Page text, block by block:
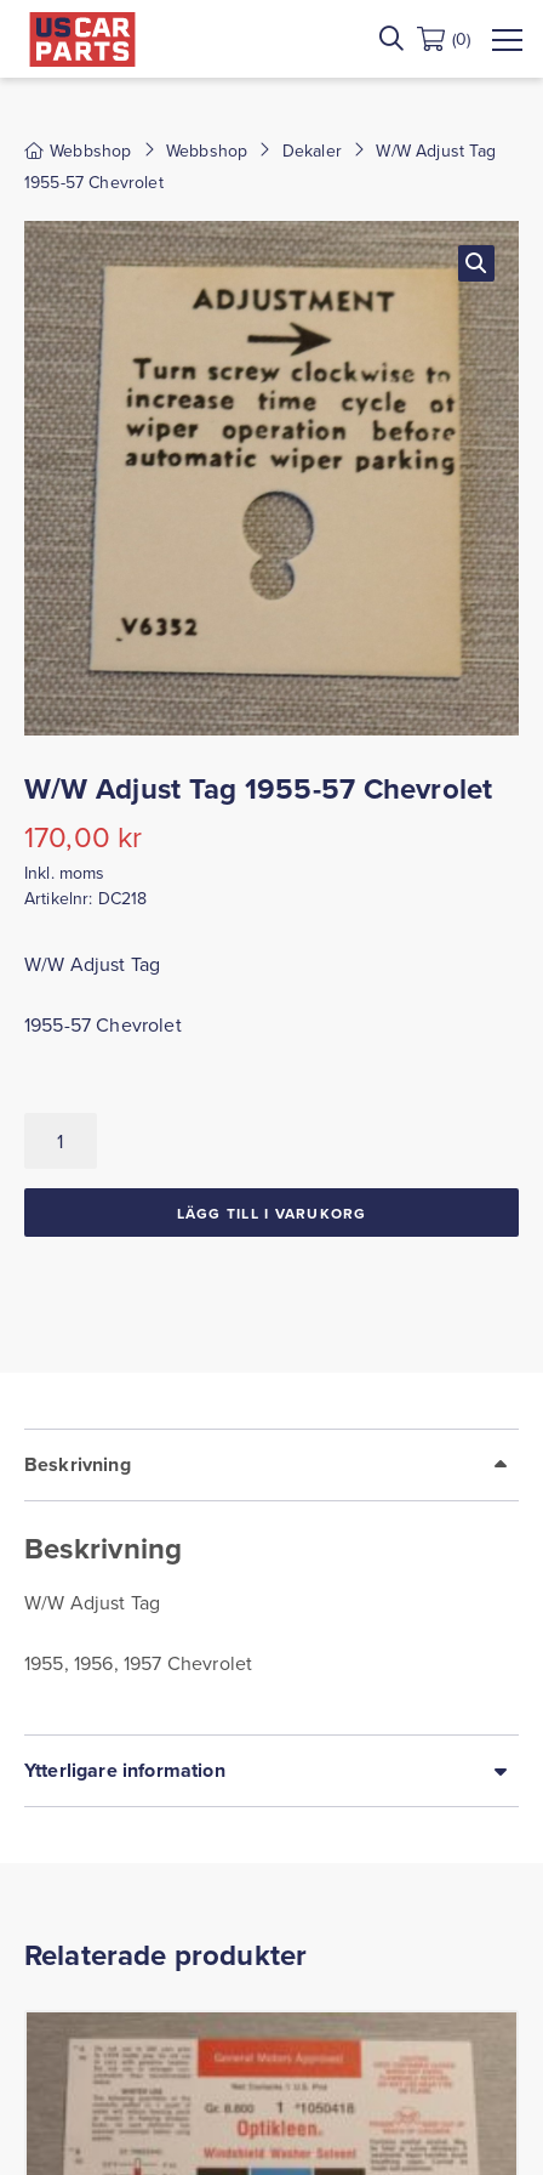
(0)
Webbshop Webbshop Dekaler
W/W Adjust Tag
1955-57 Chevrolet
W/W Adjust Tag 1955-57 Chevrolet
170,00 kr
Inkl. moms
Artikelnr: DC218
W/W Adjust Tag
1955-57 Chevrolet
Adjust
LÄGG TILL I VARUKORG
Beskrivning
Beskrivning
W/W Adjust Tag
1955, 1956, 1957 Chevrolet
Ytterligare information
Relaterade produkter